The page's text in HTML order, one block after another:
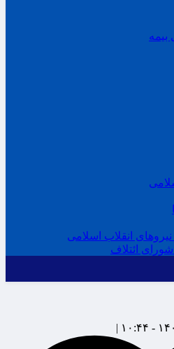
نیروهای انقلاب اسلامی
ائتلاف